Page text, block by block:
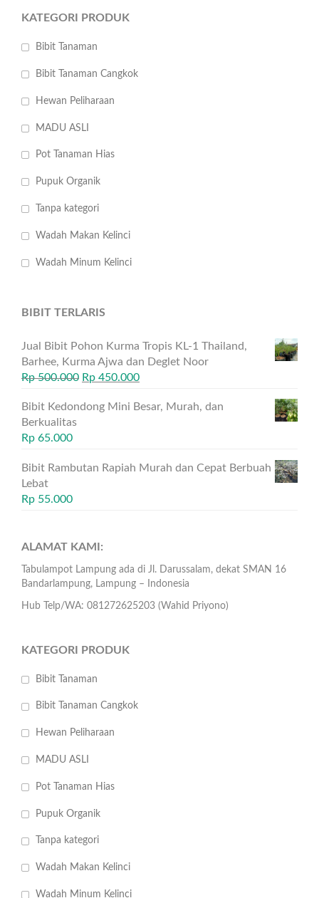
KATEGORI PRODUK
Bibit Tanaman
Bibit Tanaman Cangkok
Hewan Peliharaan
MADU ASLI
Pot Tanaman Hias
Pupuk Organik
Tanpa kategori
Wadah Makan Kelinci
Wadah Minum Kelinci
BIBIT TERLARIS
Jual Bibit Pohon Kurma Tropis KL-1 Thailand,
Barhee, Kurma Ajwa dan Deglet Noor
Rp500.000 Rp 450.000
Bibit Kedondong Mini Besar, Murah, dan
Berkualitas
Rp 65.000
Bibit Rambutan Rapiah Murah dan Cepat Berbuah
Lebat
Rp 55.000
ALAMAT KAMI:
Tabulampot Lampung ada di Jl. Darussalam, dekat SMAN 16
Bandarlampung, Lampung – Indonesia
Hub Telp/WA: 081272625203 (Wahid Priyono)
KATEGORI PRODUK
Bibit Tanaman
Bibit Tanaman Cangkok
Hewan Peliharaan
MADU ASLI
Pot Tanaman Hias
Pupuk Organik
Tanpa kategori
Wadah Makan Kelinci
Wadah Minum Kelinci